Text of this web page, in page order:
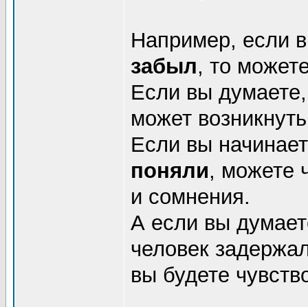
Например, если
забыл, то
Если вы
может
Если вы
поняли, можете
и сомнения.
А если вы
человек
вы будете